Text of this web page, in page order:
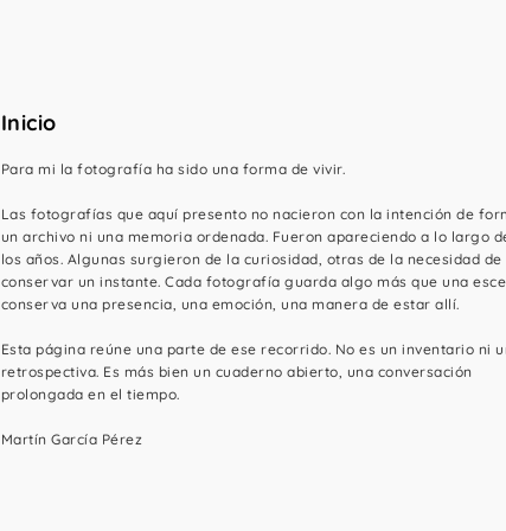
Inicio
Para mi la fotografía ha sido una forma de vivir.
Las fotografías que aquí presento no nacieron con la intención de
un archivo ni una memoria ordenada. Fueron apareciendo a lo largo
los años. Algunas surgieron de la curiosidad, otras de la necesidad de
conservar un instante. Cada fotografía guarda algo más que una
conserva una presencia, una emoción, una manera de estar allí.
Esta página reúne una parte de ese recorrido. No es un inventario ni
retrospectiva. Es más bien un cuaderno abierto, una conversación
prolongada en el tiempo.
Martín García Pérez